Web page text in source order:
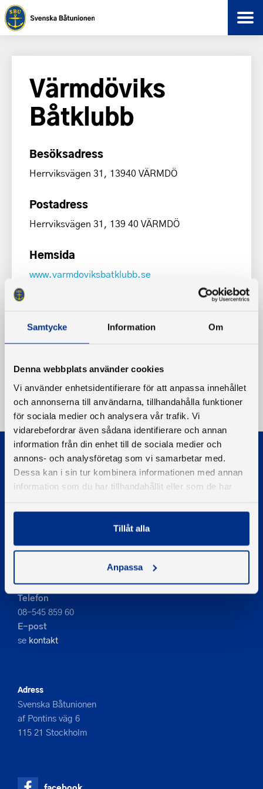
Samtycke Information Om
Denna webbplats använder cookies
Vi använder enhetsidentifierare för att anpassa innehållet
och annonserna till användarna, tillhandahålla funktioner
för sociala medier och analysera vår trafik. Vi
vidarebefordrar även sådana identifierare och annan
information från din enhet till de sociala medier och
annons- och analysföretag som vi samarbetar med.
Dessa kan i sin tur kombinera informationen med annan
information som du har tillhandahållit eller som de har
Tillåt alla
Anpassa
Värmdöviks
Båtklubb
Besöksadress
Herrviksvägen 31, 13940 VÄRMDÖ
Postadress
Herrviksvägen 31, 139 40 VÄRMDÖ
Hemsida
www.varmdoviksbatklubb.se
© 2026 - Svenska Båtunionen
PIGMENT WEBBYRÅ
Kontakta oss
Telefon
08-545 859 60
E-post
se kontakt
Adress
Svenska Båtunionen
af Pontins väg 6
115 21 Stockholm